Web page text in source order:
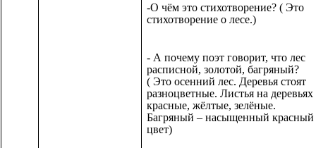
-О чём это стихотворение? ( Это
стихотворение о лесе.)
- А почему поэт говорит, что лес
расписной, золотой, багряный?
( Это осенний лес. Деревья стоят
разноцветные. Листья на деревьях
красные, жёлтые, зелёные.
Багряный – насыщенный красный
цвет)